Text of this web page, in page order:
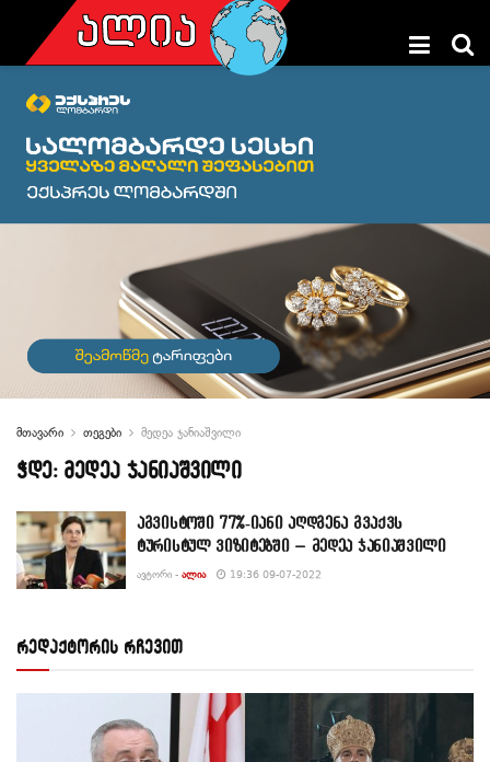
მთავარი თეგები მედეა ჯანიაშვილი
ჭდე: მედეა ჯანიაშვილი
აგვისტოში 77%-იანი აღდგენა გვაქვს
ტურისტულ ვიზიტებში – მედეა ჯანიაშვილი
ᲐᲕᲢᲝᲠᲘ - ᲐᲚᲘᲐ 19:36 09-07-2022
რედაქტორის რჩევით